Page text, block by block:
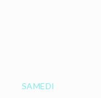
SAMEDI